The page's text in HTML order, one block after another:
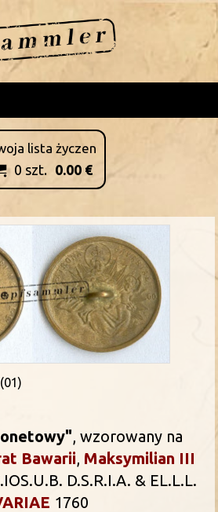
lista życzen
0 szt. 0.00 €
, wzorowany na
Bawarii, Maksymilian III
D.S.R.I.A. & EL.L.L.
1760